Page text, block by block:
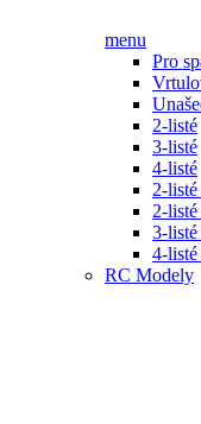
menu
Pro
2-listé
3-listé
4-listé
2-
2-
3-
4-
RC Modely